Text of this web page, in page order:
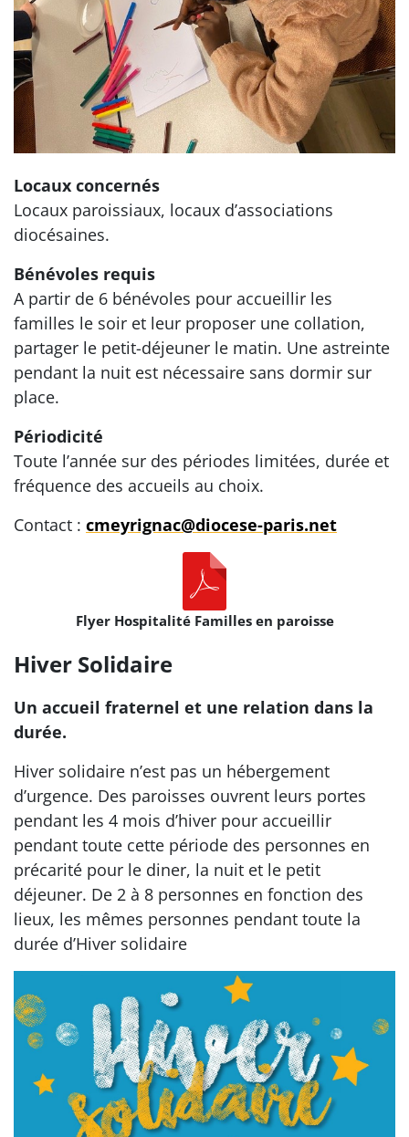
Locaux concernés
Locaux paroissiaux, locaux d’associations
diocésaines.
Bénévoles requis
A partir de 6 bénévoles pour accueillir les
familles le soir et leur proposer une collation,
partager le petit-déjeuner le matin. Une astreinte
pendant la nuit est nécessaire sans dormir sur
place.
Périodicité
Toute l’année sur des périodes limitées, durée et
fréquence des accueils au choix.
Contact : cmeyrignac@diocese-paris.net
Flyer Hospitalité Familles en paroisse
Hiver Solidaire
Un accueil fraternel et une relation dans la
durée.
Hiver solidaire n’est pas un hébergement
d’urgence. Des paroisses ouvrent leurs portes
pendant les 4 mois d’hiver pour accueillir
pendant toute cette période des personnes en
précarité pour le diner, la nuit et le petit
déjeuner. De 2 à 8 personnes en fonction des
lieux, les mêmes personnes pendant toute la
durée d’Hiver solidaire